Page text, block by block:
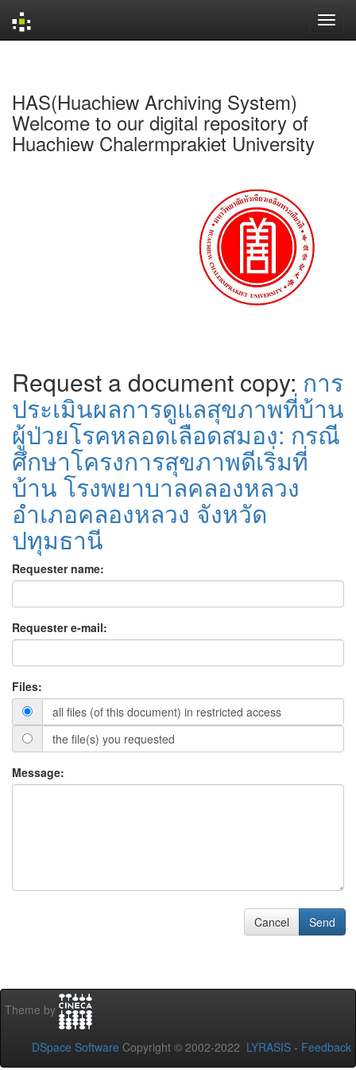
HAS(Huachiew Archiving System)
Welcome to our digital repository of
Huachiew Chalermprakiet University
Request a document copy: การ
ประเมินผลการดูแลสุขภาพที่บ้าน
ผู้ป่วยโรคหลอดเลือดสมอง: กรณี
ศึกษาโครงการสุขภาพดีเริ่มที่
บ้าน โรงพยาบาลคลองหลวง
อำเภอคลองหลวง จังหวัด
ปทุมธานี
Requester name:
Requester e-mail:
Files:
all files (of this document) in restricted access
the file(s) you requested
Message:
Cancel Send
Theme by
DSpace Software Copyright © 2002-2022 LYRASIS - Feedback